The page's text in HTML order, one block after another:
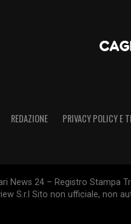
REDAZIONE PRIVACY POLICY E
News 24 – Registro Stampa
S.r.l Sito non ufficiale, non